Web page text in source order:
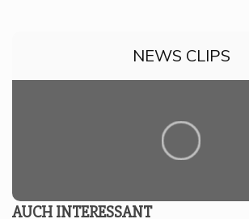
NEWS CLIPS
AUCH INTER­ES­SANT